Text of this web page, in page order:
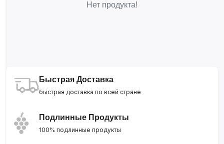
Нет продукта!
Быстрая Доставка
быстрая доставка по всей стране
Подлинные Продукты
100% подлинные продукты